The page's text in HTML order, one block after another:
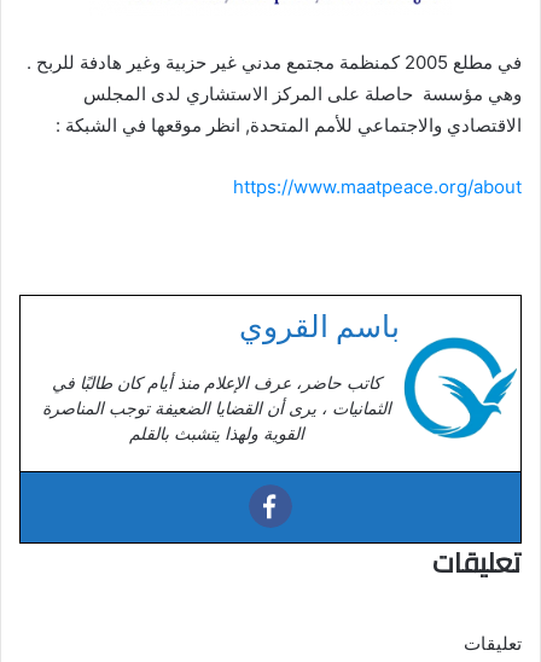
في مطلع 2005 كمنظمة مجتمع مدني غير حزبية وغير هادفة للربح .
وهي مؤسسة حاصلة على المركز الاستشاري لدى المجلس
الاقتصادي والاجتماعي للأمم المتحدة, انظر موقعها في الشبكة :
https://www.maatpeace.org/about
باسم القروي
كاتب حاضر، عرف الإعلام منذ أيام كان طالبًا في
الثمانيات ، يرى أن القضايا الضعيفة توجب المناصرة
القوية ولهذا يتشبث بالقلم
تعليقات
تعليقات